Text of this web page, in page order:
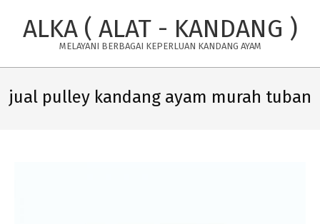
ALKA ( ALAT - KANDANG )
MELAYANI BERBAGAI KEPERLUAN KANDANG AYAM
Navigation
Menu
jual pulley kandang ayam murah tuban